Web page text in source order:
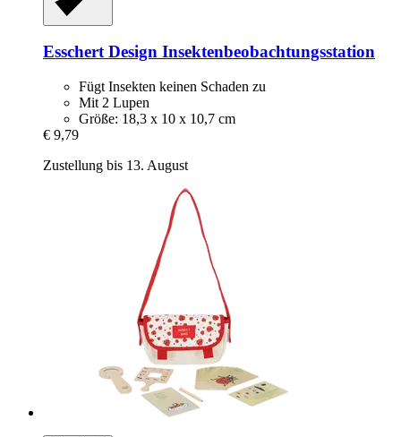
Esschert Design Insektenbeobachtungsstation
Fügt Insekten keinen Schaden zu
Mit 2 Lupen
Größe: 18,3 x 10 x 10,7 cm
€ 9,79
Zustellung bis 13. August